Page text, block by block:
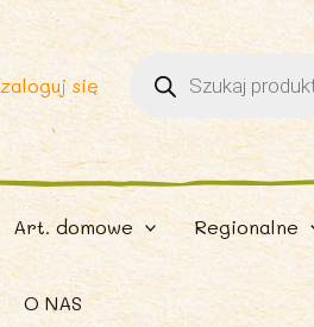
zaloguj się
Wyszukiwarka
produktów
Art. domowe Regionalne
O NAS